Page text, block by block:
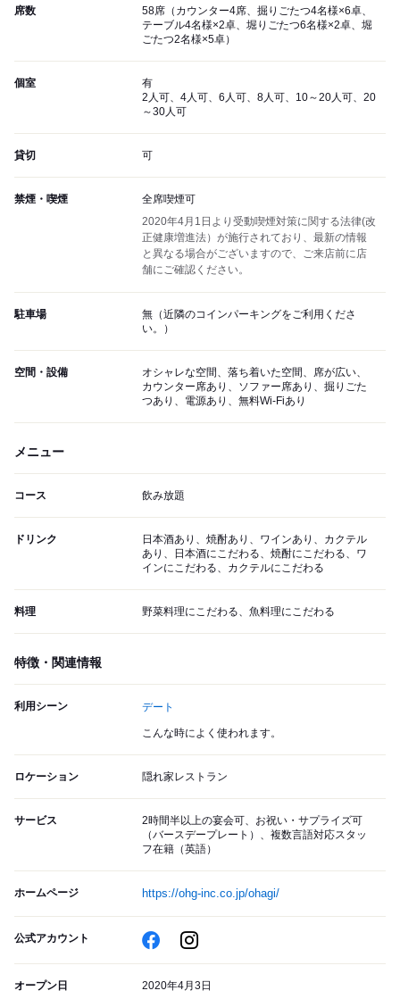
席数
58席（カウンター4席、掘りごたつ4名様×6卓、
テーブル4名様×2卓、堀りごたつ6名様×2卓、堀
ごたつ2名様×5卓）
個室
有
2人可、4人可、6人可、8人可、10～20人可、20
～30人可
貸切 可
禁煙・喫煙
全席喫煙可
2020年4月1日より受動喫煙対策に関する法律(改
正健康増進法）が施行されており、最新の情報
と異なる場合がございますので、ご来店前に店
舗にご確認ください。
駐車場
無（近隣のコインパーキングをご利用くださ
い。）
空間・設備
オシャレな空間、落ち着いた空間、席が広い、
カウンター席あり、ソファー席あり、掘りごた
つあり、電源あり、無料Wi-Fiあり
メニュー
コース 飲み放題
ドリンク
日本酒あり、焼酎あり、ワインあり、カクテル
あり、日本酒にこだわる、焼酎にこだわる、ワ
インにこだわる、カクテルにこだわる
料理 野菜料理にこだわる、魚料理にこだわる
特徴・関連情報
利用シーン デート
こんな時によく使われます。
ロケーション 隠れ家レストラン
サービス
2時間半以上の宴会可、お祝い・サプライズ可
（バースデープレート）、複数言語対応スタッ
フ在籍（英語）
ホームページ https://ohg-inc.co.jp/ohagi/
公式アカウント
オープン日 2020年4月3日